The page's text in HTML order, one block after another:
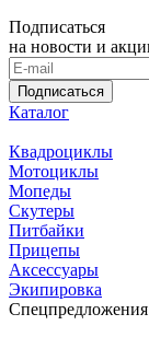
Подписаться
на новости и
Подписаться
Каталог
Квадроциклы
Мотоциклы
Мопеды
Скутеры
Питбайки
Прицепы
Аксессуары
Экипировка
Спецпредложения